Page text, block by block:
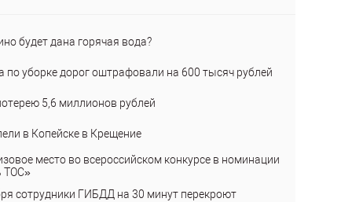
будет дана горячая вода?
по уборке дорог оштрафовали на 600 тысяч рублей
5,6 миллионов рублей
в Копейске в Крещение
место во всероссийском конкурсе в номинации
ТОС»
сотрудники ГИБДД на 30 минут перекроют